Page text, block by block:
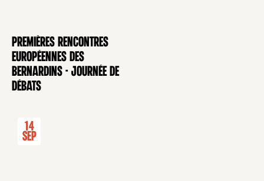
CONFÉRENCE
Premières rencontres
européennes des
Bernardins - Journée de
débats
14
Sep